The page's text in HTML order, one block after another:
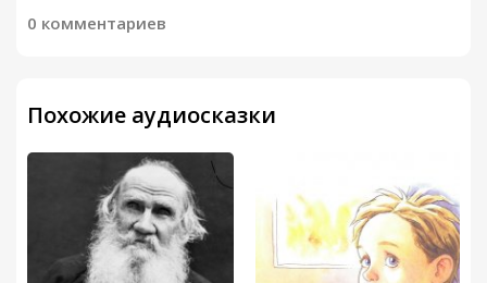
0 комментариев
Похожие аудиосказки